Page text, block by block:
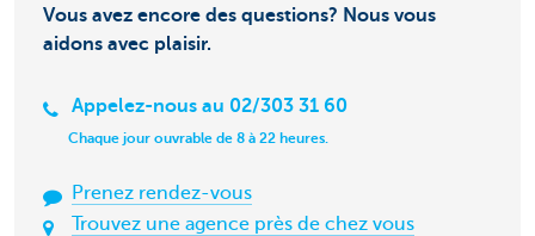
Vous avez encore des questions? Nous vous
aidons avec plaisir.
Appelez-nous au 02/303 31 60
Chaque jour ouvrable de 8 à 22 heures.
Prenez rendez-vous
Trouvez une agence près de chez vous